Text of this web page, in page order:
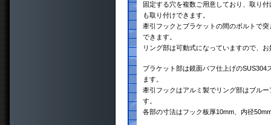
固定する穴を複数ご用意しており、取り
も取り付けできます。
牽引フックとブラケットの間のボルトで
できます。
リング部は可動式になっていますので、
ブラケット部は鏡面バフ仕上げの
ます。
牽引フックはアルミ製でリング部はブル
す。
各部の寸法はフック板厚10mm、内径